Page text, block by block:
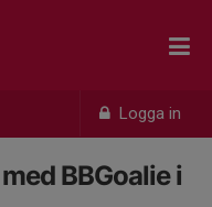
Logga in
BBGoalie i